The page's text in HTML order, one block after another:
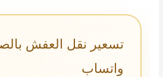
تسعير نقل العفش
واتساب